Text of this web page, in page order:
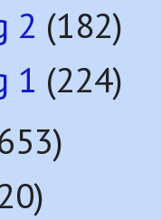
2 (182)
1 (224)